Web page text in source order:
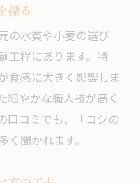
探る
の水質や小麦の選び
工程にあります。特
食感に大きく影響しま
細やかな職人技が高く
口コミでも、「コシの
聞かれます。